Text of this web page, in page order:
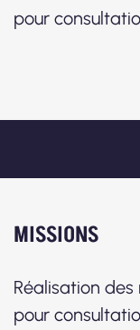
pour
MISSIONS
Réalisation des
pour